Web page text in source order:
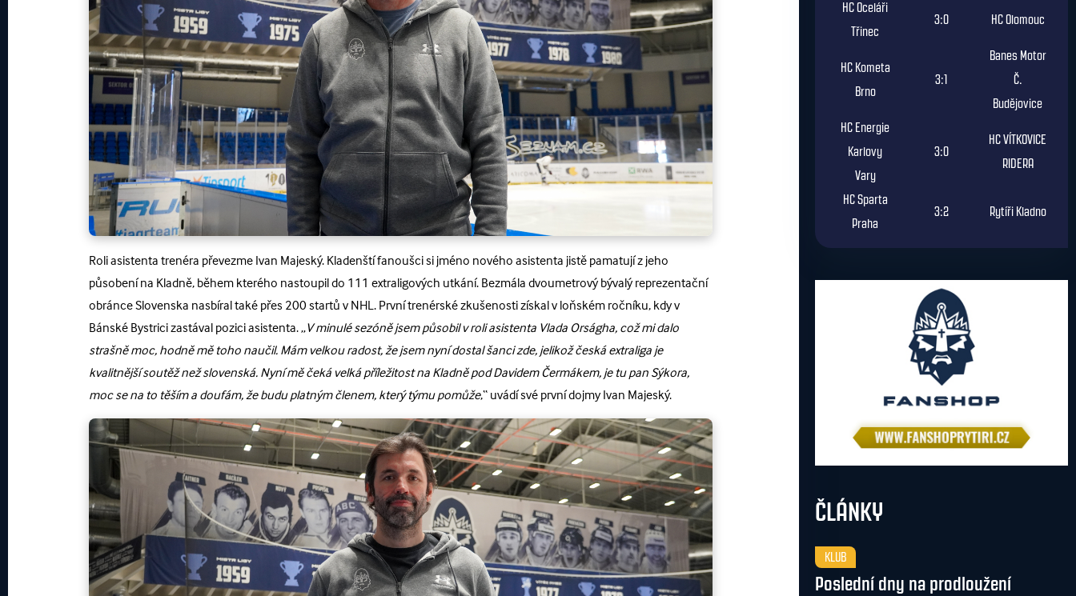
Roli asistenta trenéra převezme Ivan Majeský. Kladenští fanoušci si jméno nového asistenta jistě pamatují z jeho
působení na Kladně, během kterého nastoupil do 111 extraligových utkání. Bezmála dvoumetrový bývalý reprezentační
obránce Slovenska nasbíral také přes 200 startů v NHL. První trenérské zkušenosti získal v loňském ročníku, kdy v
Bánské Bystrici zastával pozici asistenta. „V minulé sezóně jsem působil v roli asistenta Vlada Orságha, což mi dalo
strašně moc, hodně mě toho naučil. Mám velkou radost, že jsem nyní dostal šanci zde, jelikož česká extraliga je
kvalitnější soutěž než slovenská. Nyní mě čeká velká příležitost na Kladně pod Davidem Čermákem, je tu pan Sýkora,
moc se na to těším a doufám, že budu platným členem, který týmu pomůže,“ uvádí své první dojmy Ivan Majeský.
HC Oceláři
Třinec
3:0 HC Olomouc
HC Kometa
Brno
3:1
Banes Motor
Č.
Budějovice
HC Energie
Karlovy
Vary
3:0
HC VÍTKOVICE
RIDERA
HC Sparta
Praha
3:2 Rytíři Kladno
ČLÁNKY
KLUB
Poslední dny na prodloužení